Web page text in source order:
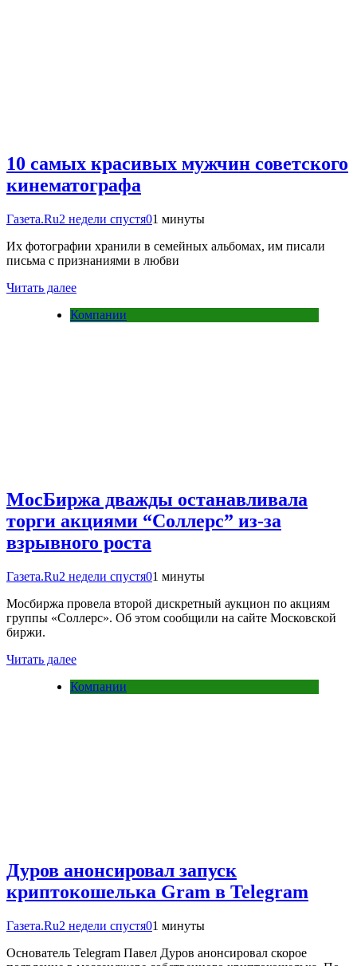
10 самых красивых мужчин советского
кинематографа
Газета.Ru2 недели спустя01 минуты
Их фотографии хранили в семейных альбомах, им писали
письма с признаниями в любви
Читать далее
Компании
МосБиржа дважды останавливала
торги акциями “Соллерс” из-за
взрывного роста
Газета.Ru2 недели спустя01 минуты
Мосбиржа провела второй дискретный аукцион по акциям
группы «Соллерс». Об этом сообщили на сайте Московской
биржи.
Читать далее
Компании
Дуров анонсировал запуск
криптокошелька Gram в Telegram
Газета.Ru2 недели спустя01 минуты
Основатель Telegram Павел Дуров анонсировал скорое